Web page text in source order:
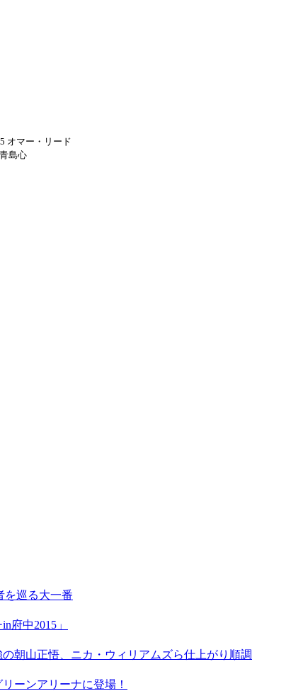
オマー・リード
青島心
を巡る大一番
府中2015」
朝山正悟、ニカ・ウィリアムズら仕上がり順調
ーンアリーナに登場！